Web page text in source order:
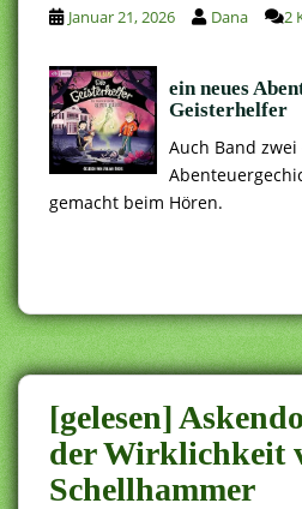
Januar 21, 2026 Dana 2
ein neues
Geisterhelfer
Auch Band
gemacht beim Hören.
[gelesen]
der Wirklichkeit
Schellhammer